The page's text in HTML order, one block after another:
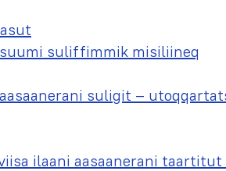
suliffimmik misiliineq
suligit –
ilaani aasaanerani